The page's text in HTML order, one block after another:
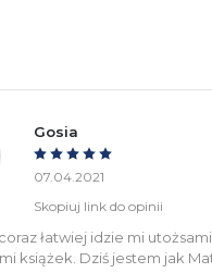
Gosia
07.04.2021
Skopiuj link do opinii
łatwiej idzie mi
książek. Dziś jestem jak